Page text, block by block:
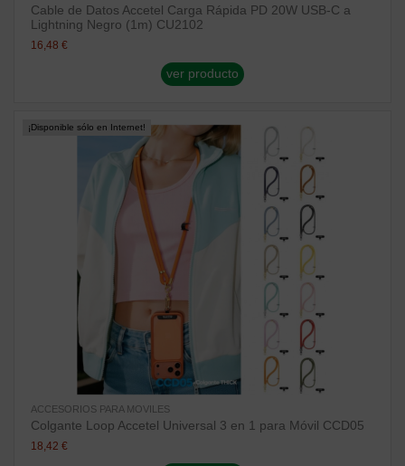
Cable de Datos Accetel Carga Rápida PD 20W USB-C a
Lightning Negro (1m) CU2102
16,48 €
ver producto
¡Disponible sólo en Internet!
ACCESORIOS PARA MOVILES
Colgante Loop Accetel Universal 3 en 1 para Móvil CCD05
18,42 €